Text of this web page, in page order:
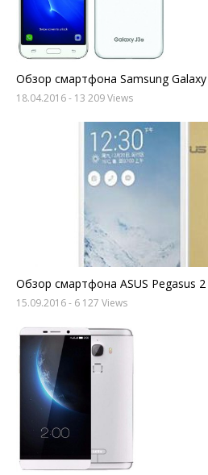
Обзор смартфона Samsung Galaxy
18.04.2016- 13 209 Views
Обзор смартфона ASUS Pegasus 2
15.09.2016- 6 127 Views